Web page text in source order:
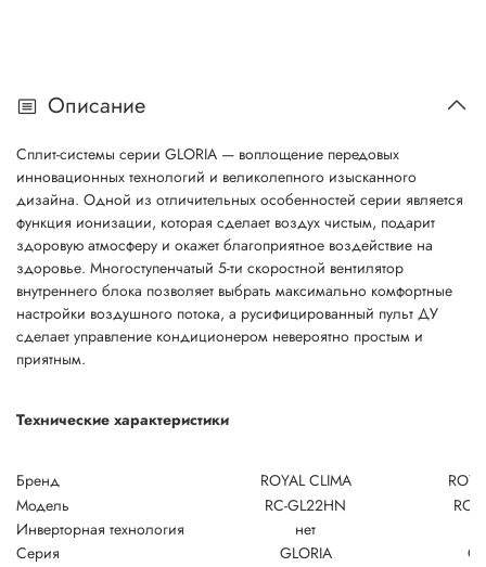
Описание
Сплит-системы серии GLORIA — воплощение передовых
инновационных технологий и великолепного изысканного
дизайна. Одной из отличительных особенностей серии является
функция ионизации, которая сделает воздух чистым, подарит
здоровую атмосферу и окажет благоприятное воздействие на
здоровье. Многоступенчатый 5-ти скоростной вентилятор
внутреннего блока позволяет выбрать максимально комфортные
настройки воздушного потока, а русифицированный пульт ДУ
сделает управление кондиционером невероятно простым и
приятным.
Технические характеристики
Бренд ROYAL CLIMA
Модель
RC-GL22HN
RC-
Инверторная технология
нет
Серия
GLORIA